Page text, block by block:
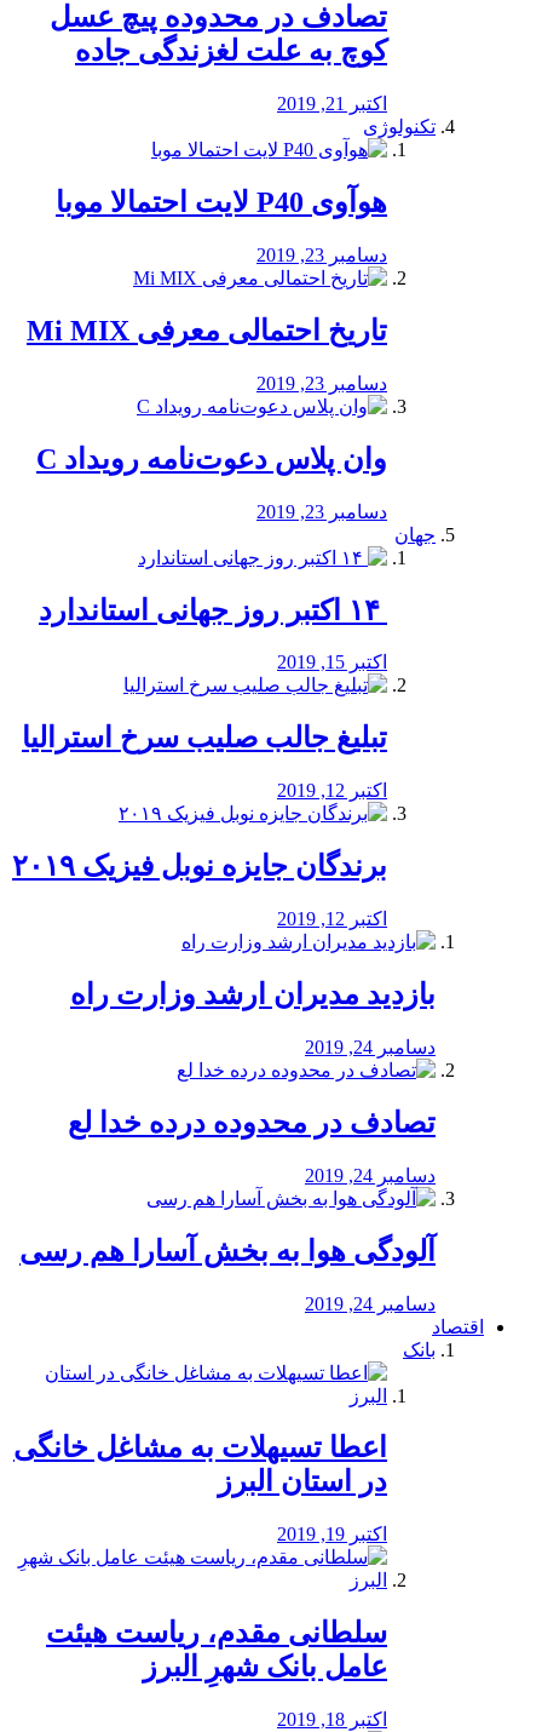
تصادف در محدوده پیچ عسل
کوچ به علت لغزندگی جاده
اکتبر 21, 2019
تکنولوژی
هوآوی P40 لایت احتمالا موبا
دسامبر 23, 2019
تاریخ احتمالی معرفی Mi MIX
دسامبر 23, 2019
وان پلاس دعوت‌نامه رویداد C
دسامبر 23, 2019
جهان
اکتبر 15, 2019
تبلیغ جالب صلیب سرخ استرالیا
اکتبر 12, 2019
برندگان جایزه نوبل فیزیک ۲۰۱۹
اکتبر 12, 2019
بازدید مدیران ارشد وزارت راه
دسامبر 24, 2019
تصادف در محدوده درده خدا لع
دسامبر 24, 2019
آلودگی هوا به بخش آسارا هم رسی
دسامبر 24, 2019
اقتصاد
بانک
️اعطا تسیهلات به مشاغل خانگی
در استان البرز
اکتبر 19, 2019
سلطانی مقدم، ریاست هیئت
عامل بانک شهرِ البرز
اکتبر 18, 2019